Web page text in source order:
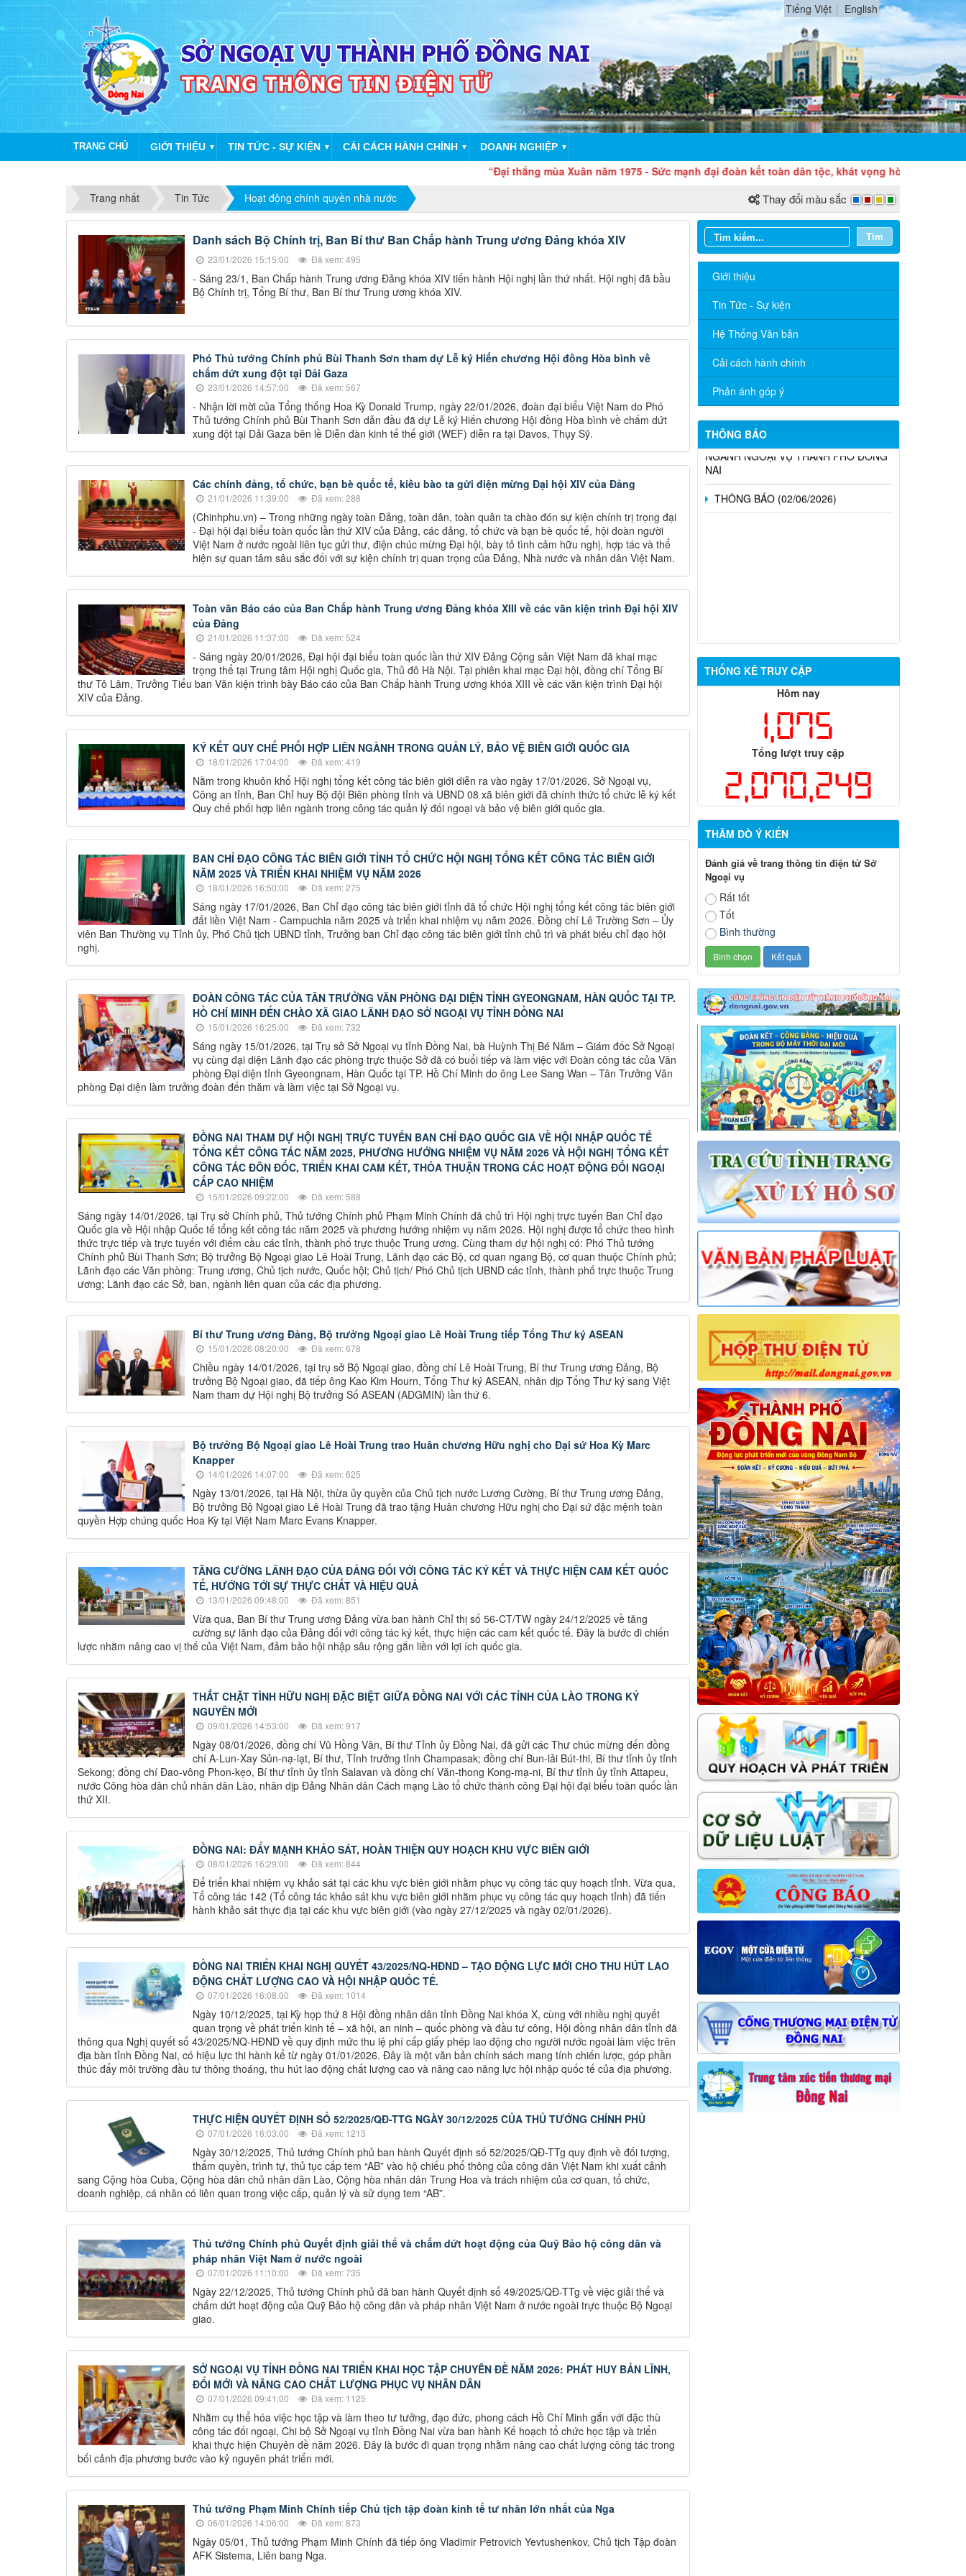
Tiếng Việt English
TRANG CHỦ GIỚI THIỆU ▼ TIN TỨC - SỰ KIỆN ▼ CẢI CÁCH HÀNH CHÍNH ▼ DOANH NGHIỆP ▼
“Đại thắng mùa Xuân năm 1975 - Sức mạnh đại đoàn kết toàn dân tộc, khát vọng hòa bình, độc lập dân
Trang nhất
Tin Tức Hoạt động chính quyền nhà nước Thay đổi màu sắc
Danh sách Bộ Chính trị, Ban Bí thư Ban Chấp hành Trung ương Đảng khóa XIV
23/01/2026 15:15:00 Đã xem: 495
- Sáng 23/1, Ban Chấp hành Trung ương Đảng khóa XIV tiến hành Hội nghị lần thứ nhất. Hội nghị đã bầu
Bộ Chính trị, Tổng Bí thư, Ban Bí thư Trung ương khóa XIV.
Phó Thủ tướng Chính phủ Bùi Thanh Sơn tham dự Lễ ký Hiến chương Hội đồng Hòa bình về
chấm dứt xung đột tại Dải Gaza
23/01/2026 14:57:00 Đã xem: 567
- Nhận lời mời của Tổng thống Hoa Kỳ Donald Trump, ngày 22/01/2026, đoàn đại biểu Việt Nam do Phó
Thủ tướng Chính phủ Bùi Thanh Sơn dẫn đầu đã dự Lễ ký Hiến chương Hội đồng Hòa bình về chấm dứt
xung đột tại Dải Gaza bên lề Diễn đàn kinh tế thế giới (WEF) diễn ra tại Davos, Thụy Sỹ.
Các chính đảng, tổ chức, bạn bè quốc tế, kiều bào ta gửi điện mừng Đại hội XIV của Đảng
21/01/2026 11:39:00 Đã xem: 288
(Chinhphu.vn) – Trong những ngày toàn Đảng, toàn dân, toàn quân ta chào đón sự kiện chính trị trọng đại
- Đại hội đại biểu toàn quốc lần thứ XIV của Đảng, các đảng, tổ chức và bạn bè quốc tế, hội đoàn người
Việt Nam ở nước ngoài liên tục gửi thư, điện chúc mừng Đại hội, bày tỏ tình cảm hữu nghị, hợp tác và thể
hiện sự quan tâm sâu sắc đối với sự kiện chính trị quan trọng của Đảng, Nhà nước và nhân dân Việt Nam.
Toàn văn Báo cáo của Ban Chấp hành Trung ương Đảng khóa XIII về các văn kiện trình Đại hội XIV
của Đảng
21/01/2026 11:37:00 Đã xem: 524
- Sáng ngày 20/01/2026, Đại hội đại biểu toàn quốc lần thứ XIV Đảng Cộng sản Việt Nam đã khai mạc
trọng thể tại Trung tâm Hội nghị Quốc gia, Thủ đô Hà Nội. Tại phiên khai mạc Đại hội, đồng chí Tổng Bí
thư Tô Lâm, Trưởng Tiểu ban Văn kiện trình bày Báo cáo của Ban Chấp hành Trung ương khóa XIII về các văn kiện trình Đại hội
XIV của Đảng.
KÝ KẾT QUY CHẾ PHỐI HỢP LIÊN NGÀNH TRONG QUẢN LÝ, BẢO VỆ BIÊN GIỚI QUỐC GIA
18/01/2026 17:04:00 Đã xem: 419
Nằm trong khuôn khổ Hội nghị tổng kết công tác biên giới diễn ra vào ngày 17/01/2026, Sở Ngoại vụ,
Công an tỉnh, Ban Chỉ huy Bộ đội Biên phòng tỉnh và UBND 08 xã biên giới đã chính thức tổ chức lễ ký kết
Quy chế phối hợp liên ngành trong công tác quản lý đối ngoại và bảo vệ biên giới quốc gia.
BAN CHỈ ĐẠO CÔNG TÁC BIÊN GIỚI TỈNH TỔ CHỨC HỘI NGHỊ TỔNG KẾT CÔNG TÁC BIÊN GIỚI
NĂM 2025 VÀ TRIỂN KHAI NHIỆM VỤ NĂM 2026
18/01/2026 16:50:00 Đã xem: 275
Sáng ngày 17/01/2026, Ban Chỉ đạo công tác biên giới tỉnh đã tổ chức Hội nghị tổng kết công tác biên giới
đất liền Việt Nam - Campuchia năm 2025 và triển khai nhiệm vụ năm 2026. Đồng chí Lê Trường Sơn – Ủy
viên Ban Thường vụ Tỉnh ủy, Phó Chủ tịch UBND tỉnh, Trưởng ban Chỉ đạo công tác biên giới tỉnh chủ trì và phát biểu chỉ đạo hội
nghị.
ĐOÀN CÔNG TÁC CỦA TÂN TRƯỞNG VĂN PHÒNG ĐẠI DIỆN TỈNH GYEONGNAM, HÀN QUỐC TẠI TP.
HỒ CHÍ MINH ĐẾN CHÀO XÃ GIAO LÃNH ĐẠO SỞ NGOẠI VỤ TỈNH ĐỒNG NAI
15/01/2026 16:25:00 Đã xem: 732
Sáng ngày 15/01/2026, tại Trụ sở Sở Ngoại vụ tỉnh Đồng Nai, bà Huỳnh Thị Bé Năm – Giám đốc Sở Ngoại
vụ cùng đại diện Lãnh đạo các phòng trực thuộc Sở đã có buổi tiếp và làm việc với Đoàn công tác của Văn
phòng Đại diện tỉnh Gyeongnam, Hàn Quốc tại TP. Hồ Chí Minh do ông Lee Sang Wan – Tân Trưởng Văn
phòng Đại diện làm trưởng đoàn đến thăm và làm việc tại Sở Ngoại vụ.
ĐỒNG NAI THAM DỰ HỘI NGHỊ TRỰC TUYẾN BAN CHỈ ĐẠO QUỐC GIA VỀ HỘI NHẬP QUỐC TẾ
TỔNG KẾT CÔNG TÁC NĂM 2025, PHƯƠNG HƯỚNG NHIỆM VỤ NĂM 2026 VÀ HỘI NGHỊ TỔNG KẾT
CÔNG TÁC ĐÔN ĐỐC, TRIỂN KHAI CAM KẾT, THỎA THUẬN TRONG CÁC HOẠT ĐỘNG ĐỐI NGOẠI
CẤP CAO NHIỆM
15/01/2026 09:22:00 Đã xem: 588
Sáng ngày 14/01/2026, tại Trụ sở Chính phủ, Thủ tướng Chính phủ Phạm Minh Chính đã chủ trì Hội nghị trực tuyến Ban Chỉ đạo
Quốc gia về Hội nhập Quốc tế tổng kết công tác năm 2025 và phương hướng nhiệm vụ năm 2026. Hội nghị được tổ chức theo hình
thức trực tiếp và trực tuyến với điểm cầu các tỉnh, thành phố trực thuộc Trung ương. Cùng tham dự hội nghị có: Phó Thủ tướng
Chính phủ Bùi Thanh Sơn; Bộ trưởng Bộ Ngoại giao Lê Hoài Trung, Lãnh đạo các Bộ, cơ quan ngang Bộ, cơ quan thuộc Chính phủ;
Lãnh đạo các Văn phòng: Trung ương, Chủ tịch nước, Quốc hội; Chủ tịch/ Phó Chủ tịch UBND các tỉnh, thành phố trực thuộc Trung
ương; Lãnh đạo các Sở, ban, ngành liên quan của các địa phương.
Bí thư Trung ương Đảng, Bộ trưởng Ngoại giao Lê Hoài Trung tiếp Tổng Thư ký ASEAN
15/01/2026 08:20:00 Đã xem: 678
Chiều ngày 14/01/2026, tại trụ sở Bộ Ngoại giao, đồng chí Lê Hoài Trung, Bí thư Trung ương Đảng, Bộ
trưởng Bộ Ngoại giao, đã tiếp ông Kao Kim Hourn, Tổng Thư ký ASEAN, nhân dịp Tổng Thư ký sang Việt
Nam tham dự Hội nghị Bộ trưởng Số ASEAN (ADGMIN) lần thứ 6.
Bộ trưởng Bộ Ngoại giao Lê Hoài Trung trao Huân chương Hữu nghị cho Đại sứ Hoa Kỳ Marc
Knapper
14/01/2026 14:07:00 Đã xem: 625
Ngày 13/01/2026, tại Hà Nội, thừa ủy quyền của Chủ tịch nước Lương Cường, Bí thư Trung ương Đảng,
Bộ trưởng Bộ Ngoại giao Lê Hoài Trung đã trao tặng Huân chương Hữu nghị cho Đại sứ đặc mệnh toàn
quyền Hợp chúng quốc Hoa Kỳ tại Việt Nam Marc Evans Knapper.
TĂNG CƯỜNG LÃNH ĐẠO CỦA ĐẢNG ĐỐI VỚI CÔNG TÁC KÝ KẾT VÀ THỰC HIỆN CAM KẾT QUỐC
TẾ, HƯỚNG TỚI SỰ THỰC CHẤT VÀ HIỆU QUẢ
13/01/2026 09:48:00 Đã xem: 851
Vừa qua, Ban Bí thư Trung ương Đảng vừa ban hành Chỉ thị số 56-CT/TW ngày 24/12/2025 về tăng
cường sự lãnh đạo của Đảng đối với công tác ký kết, thực hiện các cam kết quốc tế. Đây là bước đi chiến
lược nhằm nâng cao vị thế của Việt Nam, đảm bảo hội nhập sâu rộng gắn liền với lợi ích quốc gia.
THẮT CHẶT TÌNH HỮU NGHỊ ĐẶC BIỆT GIỮA ĐỒNG NAI VỚI CÁC TỈNH CỦA LÀO TRONG KỶ
NGUYÊN MỚI
09/01/2026 14:53:00 Đã xem: 917
Ngày 08/01/2026, đồng chí Vũ Hồng Văn, Bí thư Tỉnh ủy Đồng Nai, đã gửi các Thư chúc mừng đến đồng
chí A-Lun-Xay Sủn-nạ-lạt, Bí thư, Tỉnh trưởng tỉnh Champasak; đồng chí Bun-lải Bút-thi, Bí thư tỉnh ủy tỉnh
Sekong; đồng chí Đao-vông Phon-kẹo, Bí thư tỉnh ủy tỉnh Salavan và đồng chí Văn-thong Kong-mạ-ni, Bí thư tỉnh ủy tỉnh Attapeu,
nước Công hòa dân chủ nhân dân Lào, nhân dịp Đảng Nhân dân Cách mạng Lào tổ chức thành công Đại hội đại biểu toàn quốc lần
thứ XII.
ĐỒNG NAI: ĐẨY MẠNH KHẢO SÁT, HOÀN THIỆN QUY HOẠCH KHU VỰC BIÊN GIỚI
08/01/2026 16:29:00 Đã xem: 844
Để triển khai nhiệm vụ khảo sát tại các khu vực biên giới nhằm phục vụ công tác quy hoạch tỉnh. Vừa qua,
Tổ công tác 142 (Tổ công tác khảo sát khu vực biên giới nhằm phục vụ công tác quy hoạch tỉnh) đã tiến
hành khảo sát thực địa tại các khu vực biên giới (vào ngày 27/12/2025 và ngày 02/01/2026).
ĐỒNG NAI TRIỂN KHAI NGHỊ QUYẾT 43/2025/NQ-HĐND – TẠO ĐỘNG LỰC MỚI CHO THU HÚT LAO
ĐỘNG CHẤT LƯỢNG CAO VÀ HỘI NHẬP QUỐC TẾ.
07/01/2026 16:08:00 Đã xem: 1014
Ngày 10/12/2025, tại Kỳ họp thứ 8 Hội đồng nhân dân tỉnh Đồng Nai khóa X, cùng với nhiều nghị quyết
quan trọng về phát triển kinh tế – xã hội, an ninh – quốc phòng và đầu tư công, Hội đồng nhân dân tỉnh đã
thông qua Nghị quyết số 43/2025/NQ-HĐND về quy định mức thu lệ phí cấp giấy phép lao động cho người nước ngoài làm việc trên
địa bàn tỉnh Đồng Nai, có hiệu lực thi hành kể từ ngày 01/01/2026. Đây là một văn bản chính sách mang tính chiến lược, góp phần
thúc đẩy môi trường đầu tư thông thoáng, thu hút lao động chất lượng cao và nâng cao năng lực hội nhập quốc tế của địa phương.
THỰC HIỆN QUYẾT ĐỊNH SỐ 52/2025/QĐ-TTG NGÀY 30/12/2025 CỦA THỦ TƯỚNG CHÍNH PHỦ
07/01/2026 16:03:00 Đã xem: 1213
Ngày 30/12/2025, Thủ tướng Chính phủ ban hành Quyết định số 52/2025/QĐ-TTg quy định về đối tượng,
thẩm quyền, trình tự, thủ tục cấp tem “AB” vào hộ chiếu phổ thông của công dân Việt Nam khi xuất cảnh
sang Cộng hòa Cuba, Cộng hòa dân chủ nhân dân Lào, Cộng hòa nhân dân Trung Hoa và trách nhiệm của cơ quan, tổ chức,
doanh nghiệp, cá nhân có liên quan trong việc cấp, quản lý và sử dụng tem “AB”.
Thủ tướng Chính phủ Quyết định giải thể và chấm dứt hoạt động của Quỹ Bảo hộ công dân và
pháp nhân Việt Nam ở nước ngoài
07/01/2026 11:10:00 Đã xem: 735
Ngày 22/12/2025, Thủ tướng Chính phủ đã ban hành Quyết định số 49/2025/QĐ-TTg về việc giải thể và
chấm dứt hoạt động của Quỹ Bảo hộ công dân và pháp nhân Việt Nam ở nước ngoài trực thuộc Bộ Ngoại
giao.
SỞ NGOẠI VỤ TỈNH ĐỒNG NAI TRIỂN KHAI HỌC TẬP CHUYÊN ĐỀ NĂM 2026: PHÁT HUY BẢN LĨNH,
ĐỔI MỚI VÀ NÂNG CAO CHẤT LƯỢNG PHỤC VỤ NHÂN DÂN
07/01/2026 09:41:00 Đã xem: 1125
Nhằm cụ thể hóa việc học tập và làm theo tư tưởng, đạo đức, phong cách Hồ Chí Minh gắn với đặc thù
công tác đối ngoại, Chi bộ Sở Ngoại vụ tỉnh Đồng Nai vừa ban hành Kế hoạch tổ chức học tập và triển
khai thực hiện Chuyên đề năm 2026. Đây là bước đi quan trọng nhằm nâng cao chất lượng công tác trong
bối cảnh địa phương bước vào kỷ nguyên phát triển mới.
Thủ tướng Phạm Minh Chính tiếp Chủ tịch tập đoàn kinh tế tư nhân lớn nhất của Nga
06/01/2026 14:06:00 Đã xem: 873
Ngày 05/01, Thủ tướng Phạm Minh Chính đã tiếp ông Vladimir Petrovich Yevtushenkov, Chủ tịch Tập đoàn
AFK Sistema, Liên bang Nga.
Tìm
Giới thiệu
Tin Tức - Sự kiện
Hệ Thống Văn bản
Cải cách hành chính
Phản ánh góp ý
THÔNG BÁO
Sở Ngoại vụ thông báo tuyển dụng
năm 2026
TÍCH CỰC HƯỞNG ỨNG CUỘC THI
TRỰC TUYẾN “TÌM HIỂU PHÁP LUẬT”
NĂM 2026
CÔNG BỐ DANH MỤC THỦ TỤC
HÀNH CHÍNH ĐƯỢC PHÂN CẤP, PHÂN
QUYỀN THUỘC PHẠM VI QUẢN LÝ CỦA
NGÀNH NGOẠI VỤ THÀNH PHỐ ĐỒNG
NAI
THÔNG BÁO (02/06/2026)
THỐNG KÊ TRUY CẬP
Hôm nay
1,075
Tổng lượt truy cập
2,070,249
THĂM DÒ Ý KIẾN
Đánh giá về trang thông tin điện tử Sở
Ngoại vụ
Rất tốt
Tốt
Bình thường